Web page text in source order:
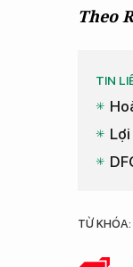
Theo
TIN
TỪ KHÓA: